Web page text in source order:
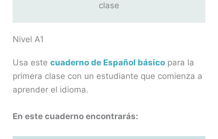
clase
Nivel A1
Usa estecuaderno de Español básico para la
primera clase con un estudiante que comienza a
aprender el idioma.
En este cuaderno encontrarás: